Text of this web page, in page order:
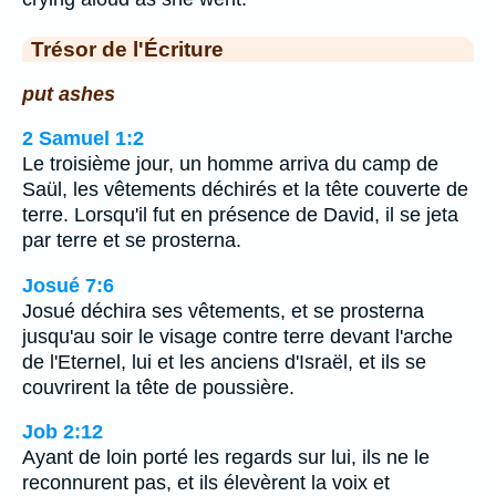
Trésor de l'Écriture
put ashes
2 Samuel 1:2
Le troisième jour, un homme arriva du camp de
Saül, les vêtements déchirés et la tête couverte de
terre. Lorsqu'il fut en présence de David, il se jeta
par terre et se prosterna.
Josué 7:6
Josué déchira ses vêtements, et se prosterna
jusqu'au soir le visage contre terre devant l'arche
de l'Eternel, lui et les anciens d'Israël, et ils se
couvrirent la tête de poussière.
Job 2:12
Ayant de loin porté les regards sur lui, ils ne le
reconnurent pas, et ils élevèrent la voix et